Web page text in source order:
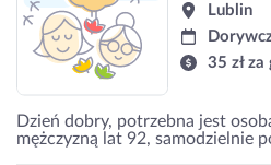
Lublin
35 zł za
Dzień dobry, potrzebna jest
mężczyzną lat 92, samodzielnie